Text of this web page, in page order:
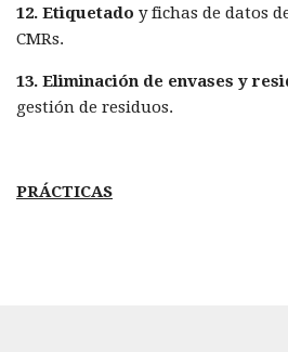
12. Etiquetado y fichas de datos
CMRs.
13. Eliminación de envases y
gestión de residuos.
PRÁCTICAS